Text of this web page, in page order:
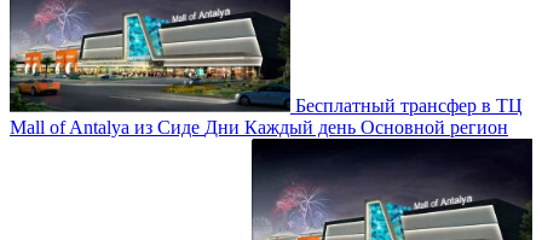
Бесплатный трансфер в ТЦ
Mall of Antalya из Сиде Дни Каждый день Основной регион